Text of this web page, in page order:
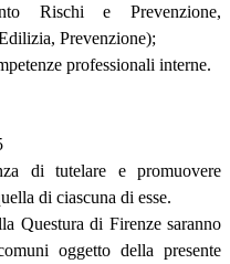
Rischi e Prevenzione,
Prevenzione);
professionali interne.
di tutelare e promuovere
di ciascuna di esse.
Questura di Firenze saranno
oggetto della presente